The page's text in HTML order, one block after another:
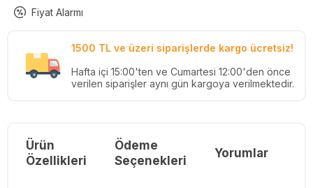
Fiyat Alarmı
1500 TL ve üzeri siparişlerde kargo ücretsiz!
Hafta içi 15:00'ten ve Cumartesi 12:00'den önce
verilen siparişler aynı gün kargoya verilmektedir.
Ürün
Özellikleri
Ödeme
Seçenekleri
Yorumlar